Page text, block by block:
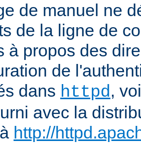
de manuel ne
de la ligne de
à propos des
de
dans httpd,
avec la
http://